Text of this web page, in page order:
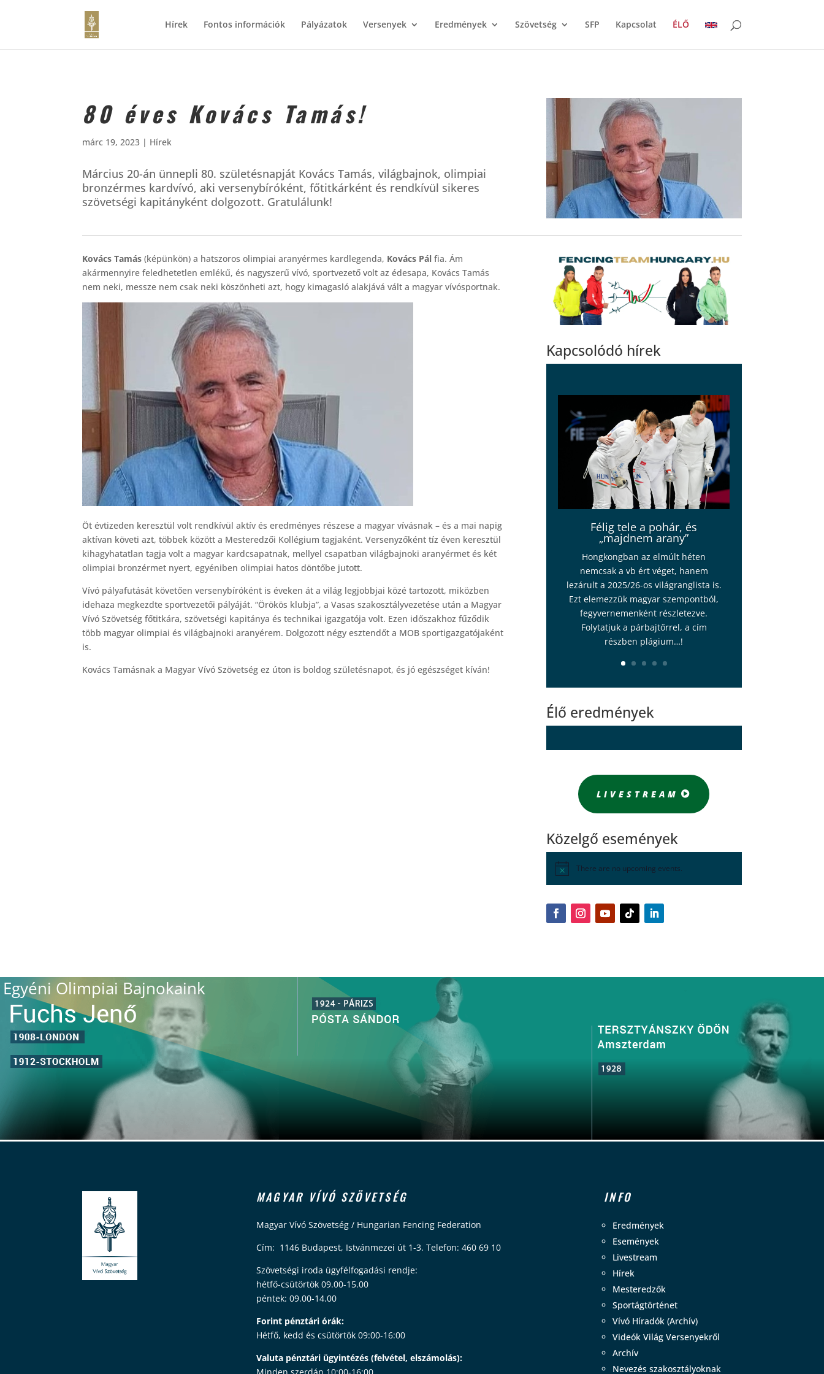
Hírek Fontos információk Pályázatok Versenyek Eredmények Szövetség SFP Kapcsolat ÉLŐ
80 éves Kovács Tamás!
márc 19, 2023 | Hírek
Március 20-án ünnepli 80. születésnapját Kovács Tamás, világbajnok, olimpiai
bronzérmes kardvívó, aki versenybíróként, főtitkárként és rendkívül sikeres
szövetségi kapitányként dolgozott. Gratulálunk!
Kovács Tamás (képünkön) a hatszoros olimpiai aranyérmes kardlegenda, Kovács Pál fia. Ám
akármennyire feledhetetlen emlékű, és nagyszerű vívó, sportvezető volt az édesapa, Kovács Tamás
nem neki, messze nem csak neki köszönheti azt, hogy kimagasló alakjává vált a magyar vívósportnak.
Öt évtizeden keresztül volt rendkívül aktív és eredményes részese a magyar vívásnak – és a mai napig
aktívan követi azt, többek között a Mesteredzői Kollégium tagjaként. Versenyzőként tíz éven keresztül
kihagyhatatlan tagja volt a magyar kardcsapatnak, mellyel csapatban világbajnoki aranyérmet és két
olimpiai bronzérmet nyert, egyéniben olimpiai hatos döntőbe jutott.
Vívó pályafutását követően versenybíróként is éveken át a világ legjobbjai közé tartozott, miközben
idehaza megkezdte sportvezetői pályáját. “Örökös klubja”, a Vasas szakosztályvezetése után a Magyar
Vívó Szövetség főtitkára, szövetségi kapitánya és technikai igazgatója volt. Ezen időszakhoz fűződik
több magyar olimpiai és világbajnoki aranyérem. Dolgozott négy esztendőt a MOB sportigazgatójaként
is.
Kovács Tamásnak a Magyar Vívó Szövetség ez úton is boldog születésnapot, és jó egészséget kíván!
Kapcsolódó hírek
Félig tele a pohár, és
„majdnem arany”
Hongkongban az elmúlt héten
nemcsak a vb ért véget, hanem
lezárult a 2025/26-os világranglista is.
Ezt elemezzük magyar szempontból,
fegyvernemenként részletezve.
Folytatjuk a párbajtőrrel, a cím
részben plágium…!
Élő eredmények
LIVESTREAM
Közelgő események
There are no upcoming events.
Egyéni Olimpiai Bajnokaink
MAGYAR VÍVÓ SZÖVETSÉG
Magyar Vívó Szövetség / Hungarian Fencing Federation
Cím: 1146 Budapest, Istvánmezei út 1-3. Telefon: 460 69 10
Szövetségi iroda ügyfélfogadási rendje:
hétfő-csütörtök 09.00-15.00
péntek: 09.00-14.00
Forint pénztári órák:
Hétfő, kedd és csütörtök 09:00-16:00
Valuta pénztári ügyintézés (felvétel, elszámolás):
INFO
Eredmények
Események
Livestream
Hírek
Mesteredzők
Sportágtörténet
Vívó Híradók (Archív)
Videók Világ Versenyekről
Archív
Nevezés szakosztályoknak